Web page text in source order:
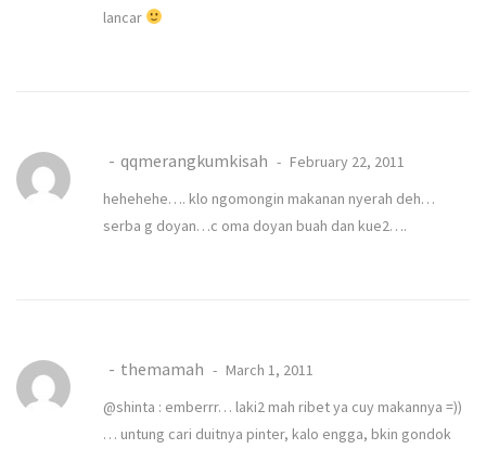
lancar
qqmerangkumkisah
February 22, 2011
hehehehe…. klo ngomongin makanan nyerah deh…
serba g doyan…c oma doyan buah dan kue2….
themamah
March 1, 2011
@shinta : emberrr… laki2 mah ribet ya cuy makannya =))
… untung cari duitnya pinter, kalo engga, bkin gondok